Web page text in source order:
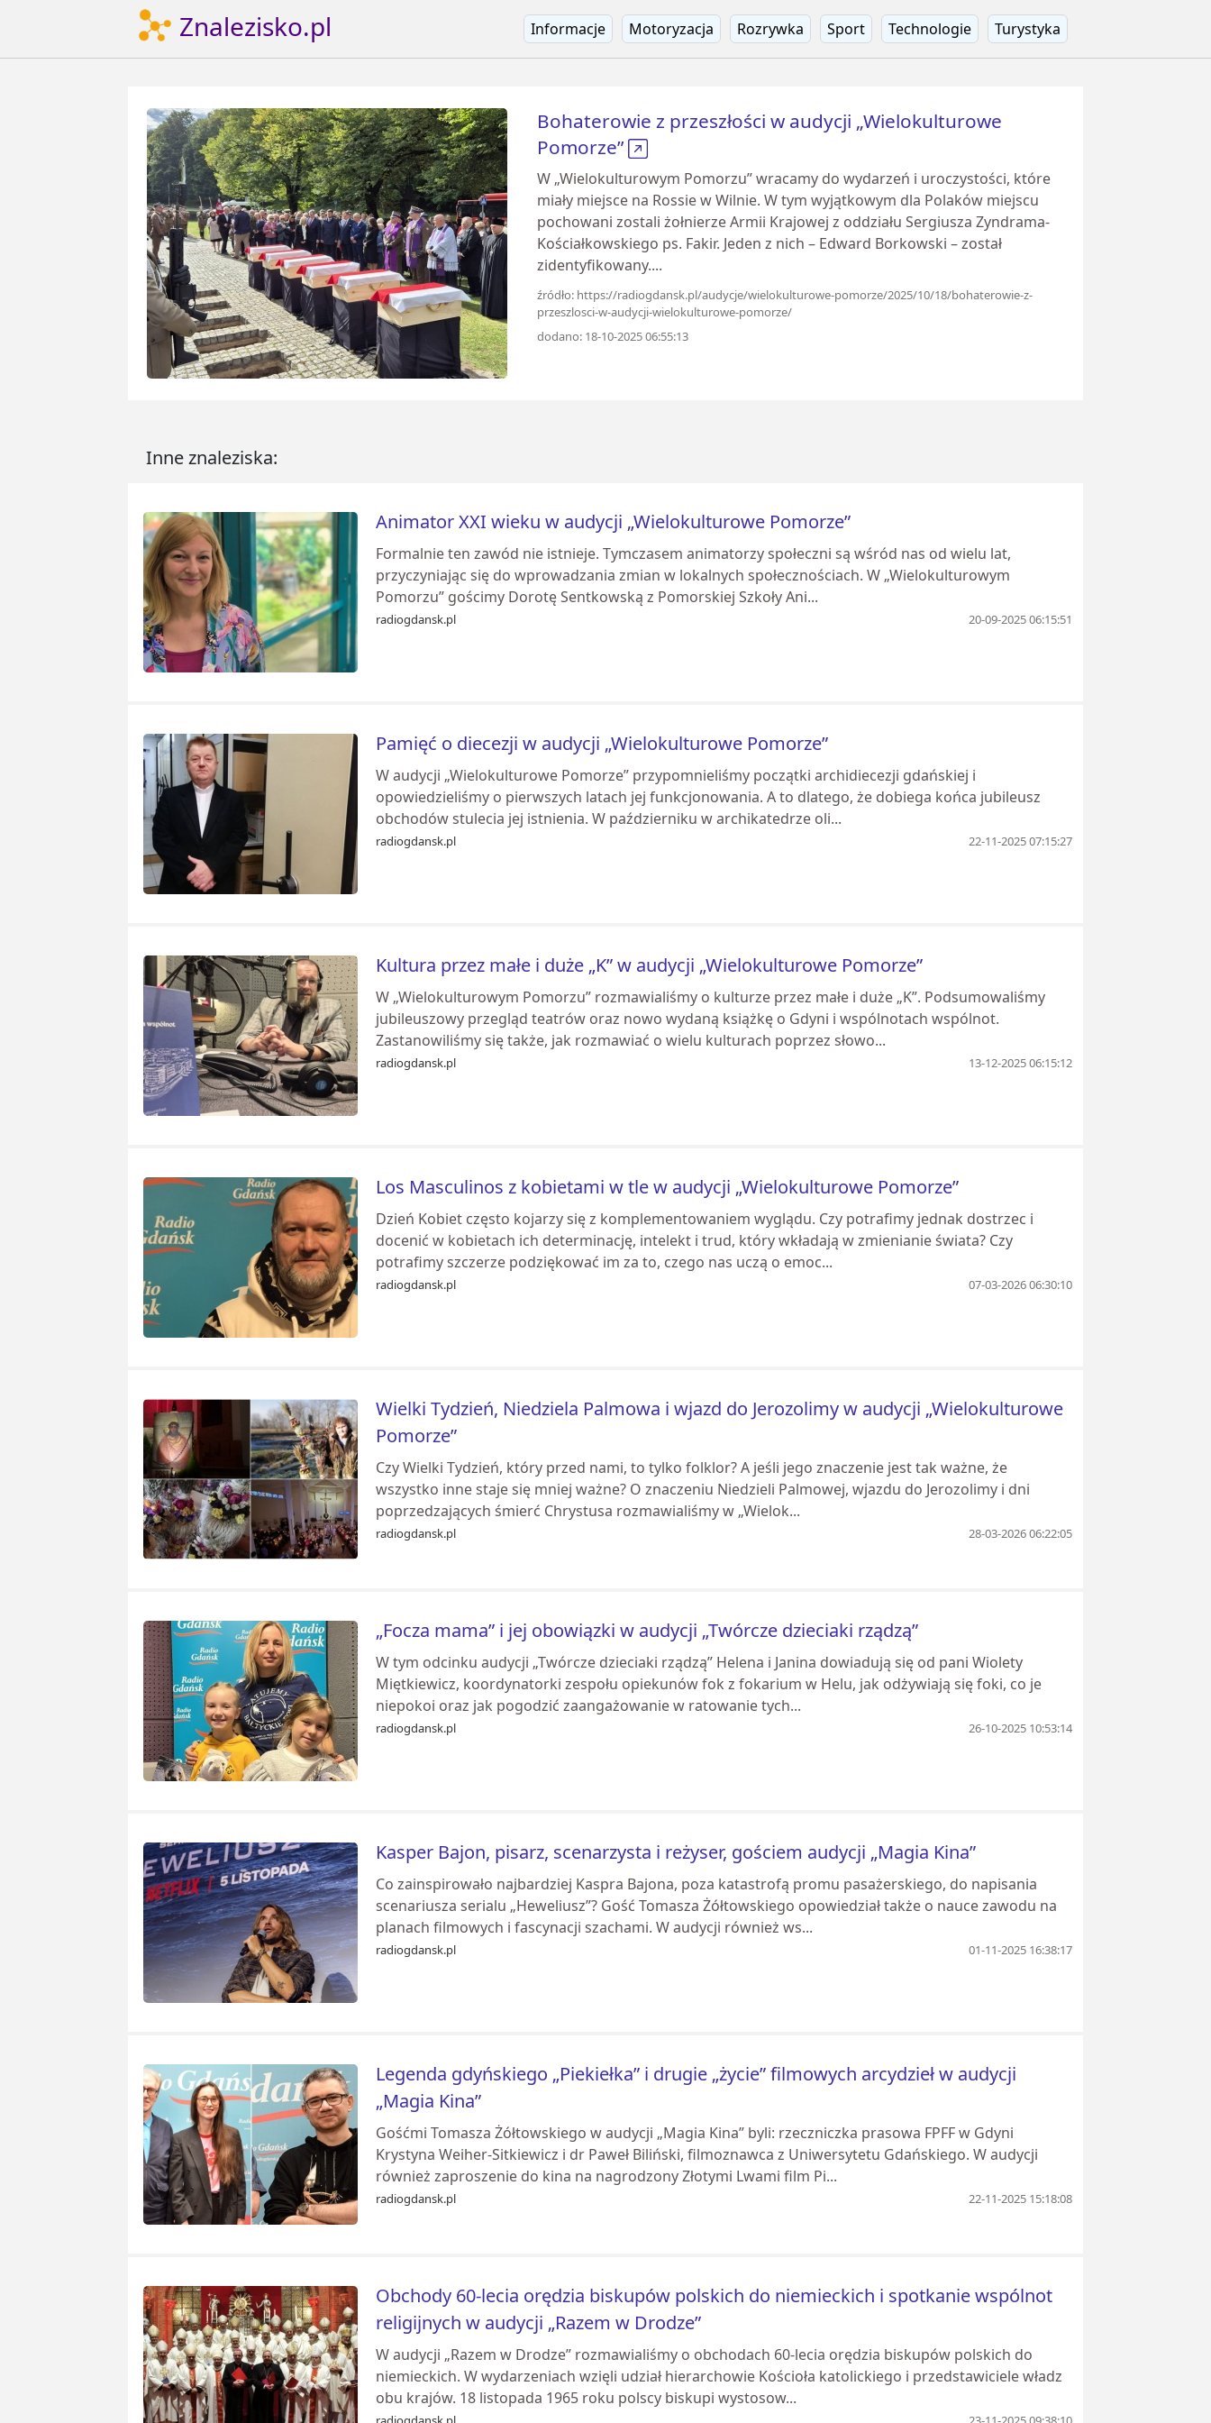
Znalezisko.pl Informacje Motoryzacja Rozrywka Sport Technologie Turystyka
Bohaterowie z przeszłości w audycji „Wielokulturowe
Pomorze”
W „Wielokulturowym Pomorzu” wracamy do wydarzeń i uroczystości, które
miały miejsce na Rossie w Wilnie. W tym wyjątkowym dla Polaków miejscu
pochowani zostali żołnierze Armii Krajowej z oddziału Sergiusza Zyndrama-
Kościałkowskiego ps. Fakir. Jeden z nich – Edward Borkowski – został
zidentyfikowany....
źródło: https://radiogdansk.pl/audycje/wielokulturowe-pomorze/2025/10/18/bohaterowie-z-
przeszlosci-w-audycji-wielokulturowe-pomorze/
dodano: 18-10-2025 06:55:13
Inne znaleziska:
Animator XXI wieku w audycji „Wielokulturowe Pomorze”
Formalnie ten zawód nie istnieje. Tymczasem animatorzy społeczni są wśród nas od wielu lat,
przyczyniając się do wprowadzania zmian w lokalnych społecznościach. W „Wielokulturowym
Pomorzu” gościmy Dorotę Sentkowską z Pomorskiej Szkoły Ani...
radiogdansk.pl 20-09-2025 06:15:51
Pamięć o diecezji w audycji „Wielokulturowe Pomorze”
W audycji „Wielokulturowe Pomorze” przypomnieliśmy początki archidiecezji gdańskiej i
opowiedzieliśmy o pierwszych latach jej funkcjonowania. A to dlatego, że dobiega końca jubileusz
obchodów stulecia jej istnienia. W październiku w archikatedrze oli...
radiogdansk.pl 22-11-2025 07:15:27
Kultura przez małe i duże „K” w audycji „Wielokulturowe Pomorze”
W „Wielokulturowym Pomorzu” rozmawialiśmy o kulturze przez małe i duże „K”. Podsumowaliśmy
jubileuszowy przegląd teatrów oraz nowo wydaną książkę o Gdyni i wspólnotach wspólnot.
Zastanowiliśmy się także, jak rozmawiać o wielu kulturach poprzez słowo...
radiogdansk.pl 13-12-2025 06:15:12
Los Masculinos z kobietami w tle w audycji „Wielokulturowe Pomorze”
Dzień Kobiet często kojarzy się z komplementowaniem wyglądu. Czy potrafimy jednak dostrzec i
docenić w kobietach ich determinację, intelekt i trud, który wkładają w zmienianie świata? Czy
potrafimy szczerze podziękować im za to, czego nas uczą o emoc...
radiogdansk.pl 07-03-2026 06:30:10
Wielki Tydzień, Niedziela Palmowa i wjazd do Jerozolimy w audycji „Wielokulturowe
Pomorze”
Czy Wielki Tydzień, który przed nami, to tylko folklor? A jeśli jego znaczenie jest tak ważne, że
wszystko inne staje się mniej ważne? O znaczeniu Niedzieli Palmowej, wjazdu do Jerozolimy i dni
poprzedzających śmierć Chrystusa rozmawialiśmy w „Wielok...
radiogdansk.pl 28-03-2026 06:22:05
„Focza mama” i jej obowiązki w audycji „Twórcze dzieciaki rządzą”
W tym odcinku audycji „Twórcze dzieciaki rządzą” Helena i Janina dowiadują się od pani Wiolety
Miętkiewicz, koordynatorki zespołu opiekunów fok z fokarium w Helu, jak odżywiają się foki, co je
niepokoi oraz jak pogodzić zaangażowanie w ratowanie tych...
radiogdansk.pl 26-10-2025 10:53:14
Kasper Bajon, pisarz, scenarzysta i reżyser, gościem audycji „Magia Kina”
Co zainspirowało najbardziej Kaspra Bajona, poza katastrofą promu pasażerskiego, do napisania
scenariusza serialu „Heweliusz”? Gość Tomasza Żółtowskiego opowiedział także o nauce zawodu na
planach filmowych i fascynacji szachami. W audycji również ws...
radiogdansk.pl 01-11-2025 16:38:17
Legenda gdyńskiego „Piekiełka” i drugie „życie” filmowych arcydzieł w audycji
„Magia Kina”
Gośćmi Tomasza Żółtowskiego w audycji „Magia Kina” byli: rzeczniczka prasowa FPFF w Gdyni
Krystyna Weiher-Sitkiewicz i dr Paweł Biliński, filmoznawca z Uniwersytetu Gdańskiego. W audycji
również zaproszenie do kina na nagrodzony Złotymi Lwami film Pi...
radiogdansk.pl 22-11-2025 15:18:08
Obchody 60-lecia orędzia biskupów polskich do niemieckich i spotkanie wspólnot
religijnych w audycji „Razem w Drodze”
W audycji „Razem w Drodze” rozmawialiśmy o obchodach 60-lecia orędzia biskupów polskich do
niemieckich. W wydarzeniach wzięli udział hierarchowie Kościoła katolickiego i przedstawiciele władz
obu krajów. 18 listopada 1965 roku polscy biskupi wystosow...